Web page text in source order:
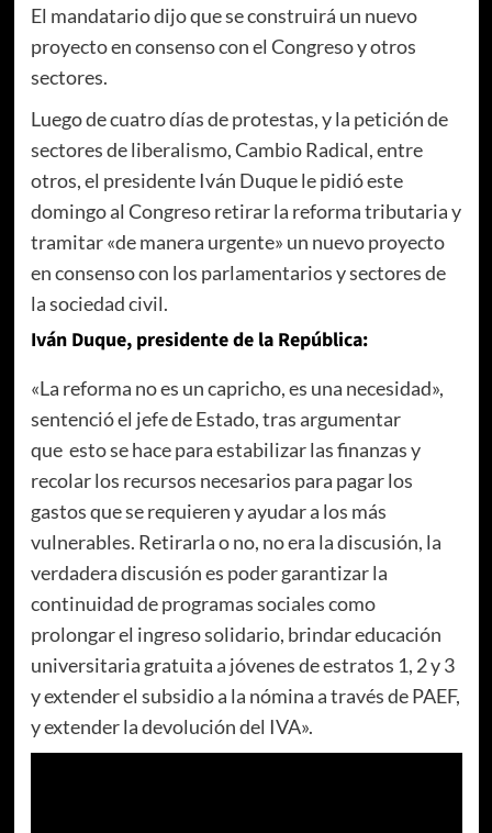
El mandatario dijo que se construirá un nuevo
proyecto en consenso con el Congreso y otros
sectores.
Luego de cuatro días de protestas, y la petición de
sectores de liberalismo, Cambio Radical, entre
otros, el presidente Iván Duque le pidió este
domingo al Congreso retirar la reforma tributaria y
tramitar «de manera urgente» un nuevo proyecto
en consenso con los parlamentarios y sectores de
la sociedad civil.
Iván Duque, presidente de la República:
«La reforma no es un capricho, es una necesidad»,
sentenció el jefe de Estado, tras argumentar
que esto se hace para estabilizar las finanzas y
recolar los recursos necesarios para pagar los
gastos que se requieren y ayudar a los más
vulnerables. Retirarla o no, no era la discusión, la
verdadera discusión es poder garantizar la
continuidad de programas sociales como
prolongar el ingreso solidario, brindar educación
universitaria gratuita a jóvenes de estratos 1, 2 y 3
y extender el subsidio a la nómina a través de PAEF,
y extender la devolución del IVA».